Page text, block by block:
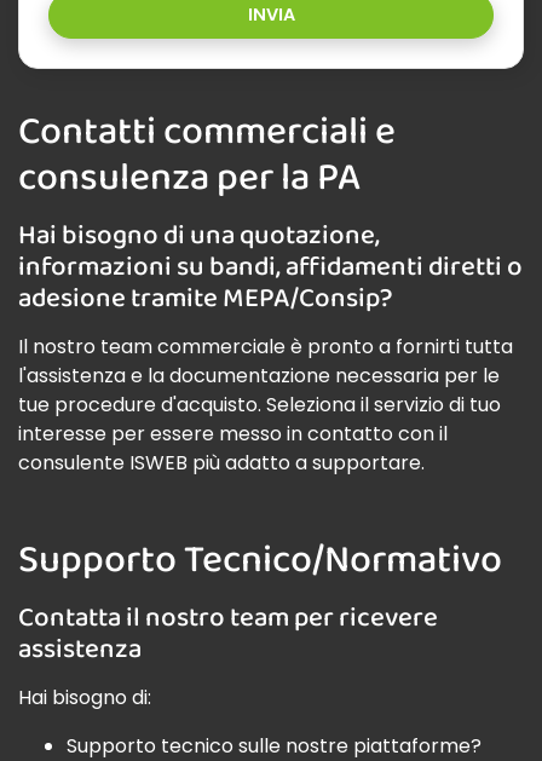
INVIA
Contatti commerciali e
consulenza per la PA
Hai bisogno di una quotazione,
informazioni su bandi, affidamenti diretti o
adesione tramite MEPA/Consip?
Il nostro team commerciale è pronto a fornirti tutta
l'assistenza e la documentazione necessaria per le
tue procedure d'acquisto. Seleziona il servizio di tuo
interesse per essere messo in contatto con il
consulente ISWEB più adatto a supportare.
Supporto Tecnico/Normativo
Contatta il nostro team per ricevere
assistenza
Hai bisogno di:
Supporto tecnico sulle nostre piattaforme?